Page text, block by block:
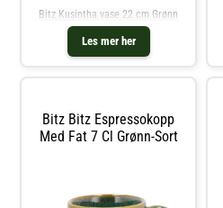
Les mer her
Bitz Kusintha vase 22 cm Grønn
Bitz Bitz Espressokopp
Med Fat 7 Cl Grønn-Sort